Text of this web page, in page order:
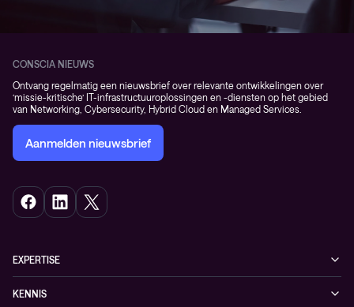
CONSCIA NIEUWS
Ontvang regelmatig een nieuwsbrief over relevante ontwikkelingen over
‘missie-kritische’ IT-infrastructuuroplossingen en -diensten op het gebied
van Networking, Cybersecurity, Hybrid Cloud en Managed Services.
Aanmelden nieuwsbrief
EXPERTISE
KENNIS